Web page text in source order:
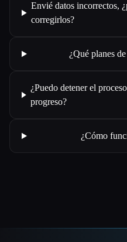
Envié datos incorrectos,
corregirlos?
¿Qué planes
¿Puedo detener el
progreso?
¿Cómo